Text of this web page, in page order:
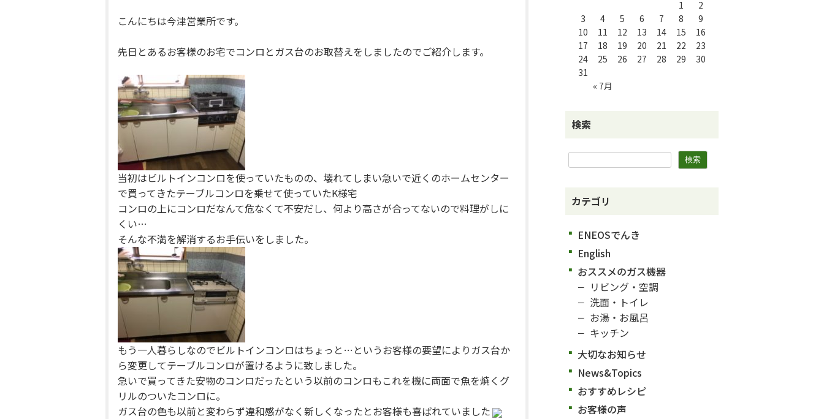
こんにちは今津営業所です。
先日とあるお客様のお宅でコンロとガス台のお取替えをしましたのでご紹介します。
当初はビルトインコンロを使っていたものの、壊れてしまい急いで近くのホームセンター
で買ってきたテーブルコンロを乗せて使っていたK様宅
コンロの上にコンロだなんて危なくて不安だし、何より高さが合ってないので料理がしに
くい…
そんな不満を解消するお手伝いをしました。
もう一人暮らしなのでビルトインコンロはちょっと…というお客様の要望によりガス台か
ら変更してテーブルコンロが置けるように致しました。
急いで買ってきた安物のコンロだったという以前のコンロもこれを機に両面で魚を焼くグ
リルのついたコンロに。
ガス台の色も以前と変わらず違和感がなく新しくなったとお客様も喜ばれていました
« 7月
1
2
3
4 5 6 7 8
9
10
11 12 13 14 15
16
17
18 19 20 21 22
23
24
25 26 27 28 29
30
31
検索
カテゴリ
ENEOSでんき
English
おススメのガス機器
リビング・空調
洗面・トイレ
お湯・お風呂
キッチン
大切なお知らせ
News&Topics
おすすめレシピ
お客様の声